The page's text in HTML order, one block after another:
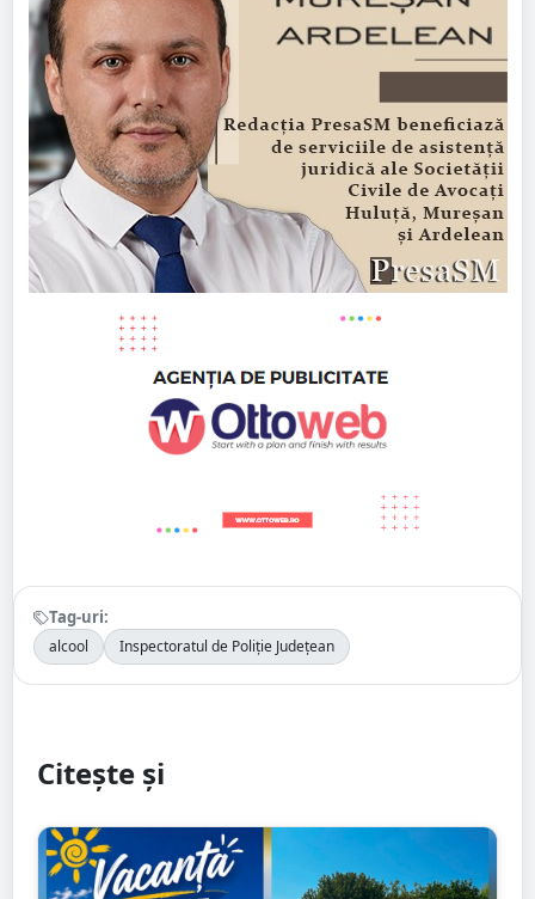
Tag-uri:
alcool Inspectoratul de Poliție Județean
Citește și